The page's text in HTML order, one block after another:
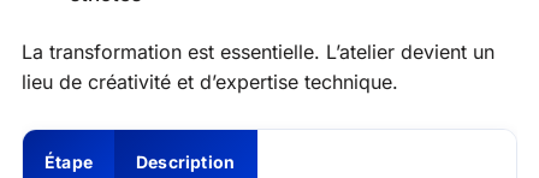
La transformation est essentielle. L’atelier devient un
lieu de créativité et d’expertise technique.
Étape Description